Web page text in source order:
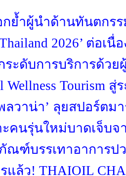
กย้ำผู้นำด้านทันตกรร
2026’ ต่อเ
ระดับการบริการด้ว
Wellness Tourism สู่
ลวาน่า’ ลุยสปอร์ตม
ะคนรุ่นใหม่บาดเจ็บ
ฑ์บรรเทาอาการป
แล้ว! THAIOIL